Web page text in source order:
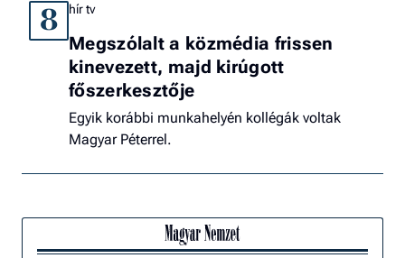
8 hír tv
Megszólalt a közmédia frissen
kinevezett, majd kirúgott
főszerkesztője
Egyik korábbi munkahelyén kollégák voltak
Magyar Péterrel.